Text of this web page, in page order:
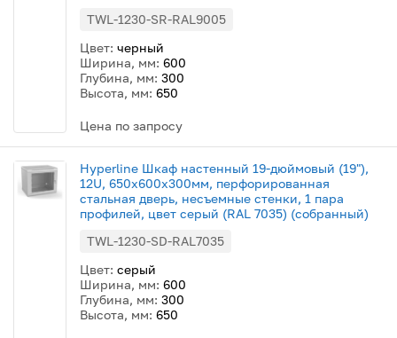
TWL-1230-SR-RAL9005
Цвет: черный
Ширина, мм: 600
Глубина, мм: 300
Высота, мм: 650
Цена по запросу
Hyperline Шкаф настенный 19-дюймовый (19"),
12U, 650x600х300мм, перфорированная
стальная дверь, несъемные стенки, 1 пара
профилей, цвет серый (RAL 7035) (собранный)
TWL-1230-SD-RAL7035
Цвет: серый
Ширина, мм: 600
Глубина, мм: 300
Высота, мм: 650